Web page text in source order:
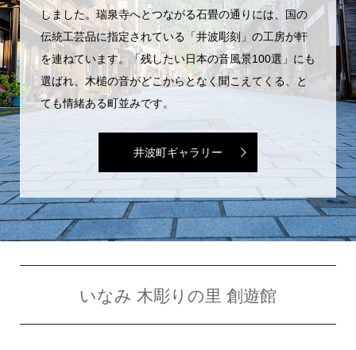
しました。瑞泉寺へとつながる石畳の通りには、国の
伝統工芸品に指定されている「井波彫刻」の工房が軒
を連ねています。「残したい日本の音風景100選」にも
選ばれ、木槌の音がどこからとなく聞こえてくる、と
ても情緒ある町並みです。
井波町ギャラリー
いなみ 木彫りの里 創遊館